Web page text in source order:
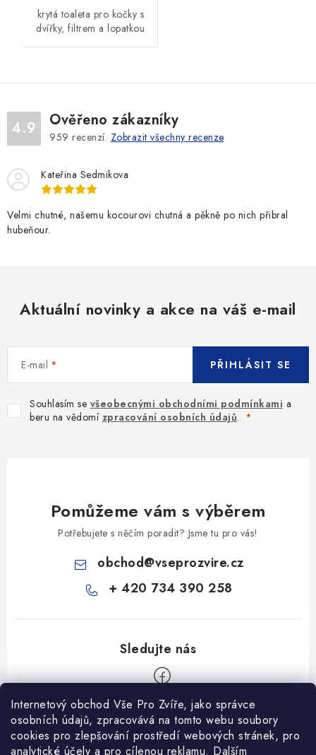
Internetový obchod Vše Pro Zvíře, jako správce
osobních údajů, zpracovává na tomto webu soubory
cookies pro zlepšování prostředí webových stránek, pro
analytické účely a pro cílenou reklamu. Dalším
krytá toaleta pro kočky s
dvířky, filtrem a lopatkou
4.9 Ověřeno zákazníky
959 recenzí. Zobrazit všechny recenze
Kateřina Sedmikova
Velmi chutné, našemu kocourovi chutná a pěkně po nich přibral
hubeňour.
Aktuální novinky a akce na váš e-mail
E-mail
Souhlasím se všeobecnými obchodními podmínkami a
beru na vědomí zpracování osobních údajů.
PŘIHLÁSIT SE
Pomůžeme vám s výběrem
Potřebujete s něčím poradit? Jsme tu pro vás!
obchod@vseprozvire.cz
+ 420 734 390 258
Informace pro Vás